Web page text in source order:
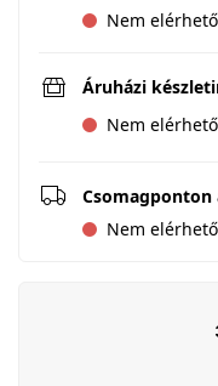
Nem elérhető
Áruházi
Nem elérhető
Nem elérhető